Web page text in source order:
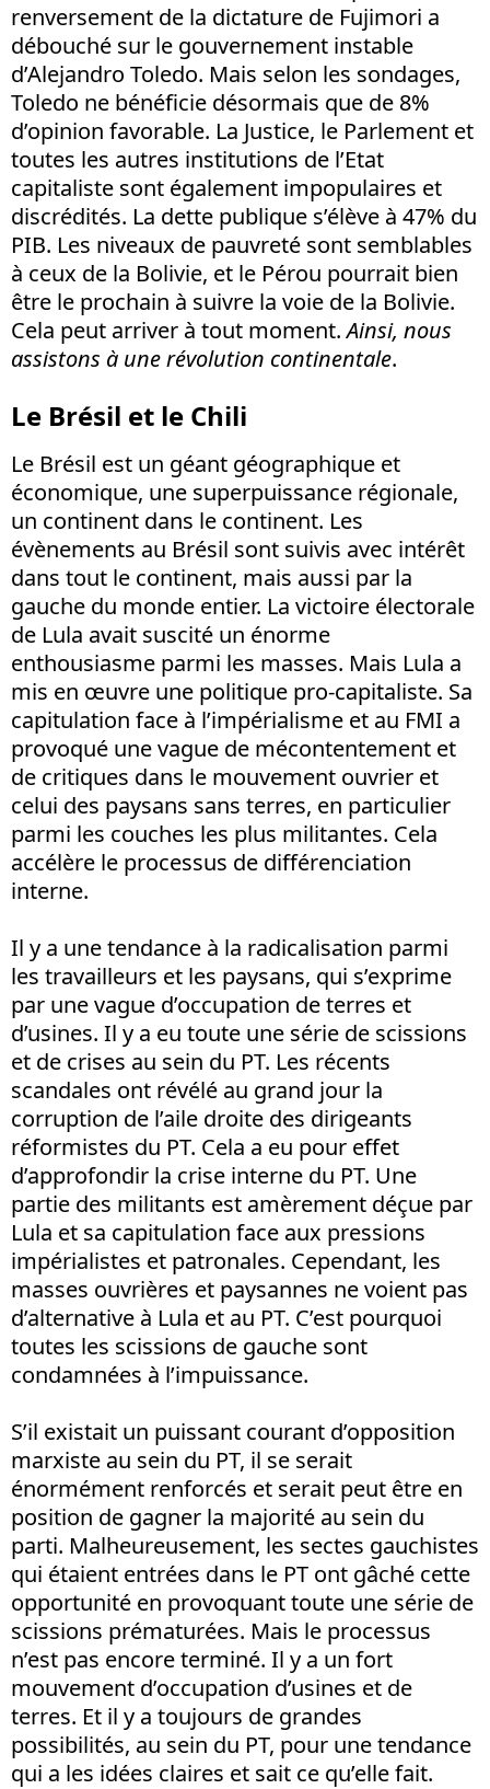
renversement de la dictature de Fujimori a
débouché sur le gouvernement instable
d’Alejandro Toledo. Mais selon les sondages,
Toledo ne bénéficie désormais que de 8%
d’opinion favorable. La Justice, le Parlement et
toutes les autres institutions de l’Etat
capitaliste sont également impopulaires et
discrédités. La dette publique s’élève à 47% du
PIB. Les niveaux de pauvreté sont semblables
à ceux de la Bolivie, et le Pérou pourrait bien
être le prochain à suivre la voie de la Bolivie.
Cela peut arriver à tout moment.Ainsi, nous
assistons à une révolution continentale.
Le Brésil et le Chili
Le Brésil est un géant géographique et
économique, une superpuissance régionale,
un continent dans le continent. Les
évènements au Brésil sont suivis avec intérêt
dans tout le continent, mais aussi par la
gauche du monde entier. La victoire électorale
de Lula avait suscité un énorme
enthousiasme parmi les masses. Mais Lula a
mis en œuvre une politique pro-capitaliste. Sa
capitulation face à l’impérialisme et au FMI a
provoqué une vague de mécontentement et
de critiques dans le mouvement ouvrier et
celui des paysans sans terres, en particulier
parmi les couches les plus militantes. Cela
accélère le processus de différenciation
interne.
Il y a une tendance à la radicalisation parmi
les travailleurs et les paysans, qui s’exprime
par une vague d’occupation de terres et
d’usines. Il y a eu toute une série de scissions
et de crises au sein du PT. Les récents
scandales ont révélé au grand jour la
corruption de l’aile droite des dirigeants
réformistes du PT. Cela a eu pour effet
d’approfondir la crise interne du PT. Une
partie des militants est amèrement déçue par
Lula et sa capitulation face aux pressions
impérialistes et patronales. Cependant, les
masses ouvrières et paysannes ne voient pas
d’alternative à Lula et au PT. C’est pourquoi
toutes les scissions de gauche sont
condamnées à l’impuissance.
S’il existait un puissant courant d’opposition
marxiste au sein du PT, il se serait
énormément renforcés et serait peut être en
position de gagner la majorité au sein du
parti. Malheureusement, les sectes gauchistes
qui étaient entrées dans le PT ont gâché cette
opportunité en provoquant toute une série de
scissions prématurées. Mais le processus
n’est pas encore terminé. Il y a un fort
mouvement d’occupation d’usines et de
terres. Et il y a toujours de grandes
possibilités, au sein du PT, pour une tendance
qui a les idées claires et sait ce qu’elle fait.